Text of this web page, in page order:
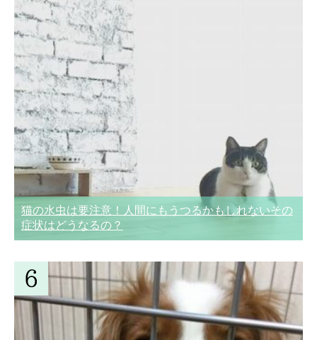
猫の水虫は要注意！人間にもうつるかもしれないその
症状はどうなるの？